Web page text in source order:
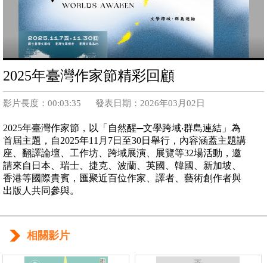
2025年臺灣作家節精彩回顧
影片長度：00:03:35 發表日期：2026年03月02日
2025年臺灣作家節，以「自然醒─文學跨域‧群島連結」為
首屆主題，自2025年11月7日至30日舉行，內容涵蓋主題講
座、翻譯論壇、工作坊、跨域展演、展覽等32場活動，邀
請來自日本、瑞士、捷克、波蘭、英國、韓國、新加坡、
香港等國際貴賓，匯聚近百位作家、譯者、藝術創作者與
出版人共同參與。
相關影片